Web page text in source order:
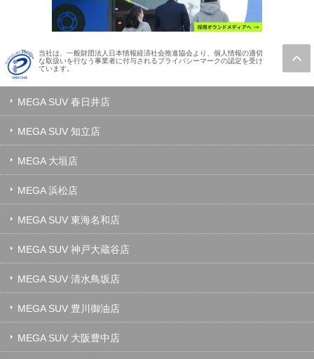
当社は、一般財団法人日本情報経済社会推進協会より、個人情報の適切
な取扱いを行なう事業者に付与されるプライバシーマークの認定を受け
ています。
MEGA SUV 春日井店
MEGA SUV 知立店
MEGA 大垣店
MEGA 浜松店
MEGA SUV 東海名和店
MEGA SUV 神戸大蔵谷店
MEGA SUV 清水鳥坂店
MEGA SUV 豊川御油店
MEGA SUV 大阪豊中店